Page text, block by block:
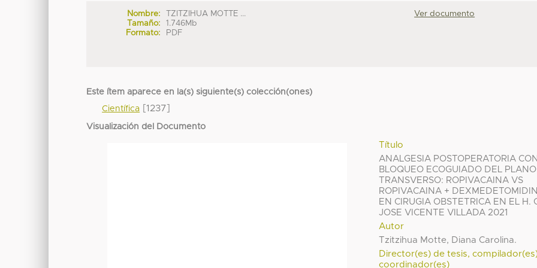
Nombre:
TZITZIHUA MOTTE ...
Tamaño:
1.746Mb
Formato:
PDF
Ver documento
Este ítem aparece en la(s) siguiente(s) colección(ones)
Científica [1237]
Visualización del Documento
Título
ANALGESIA POSTOPERATORIA CON
BLOQUEO ECOGUIADO DEL PLANO
TRANSVERSO: ROPIVACAINA VS
ROPIVACAINA +
EN CIRUGIA OBSTETRICA EN EL H.
JOSE VICENTE VILLADA 2021
Autor
Tzitzihua Motte, Diana Carolina.
Director(es) de tesis,
coordinador(es)